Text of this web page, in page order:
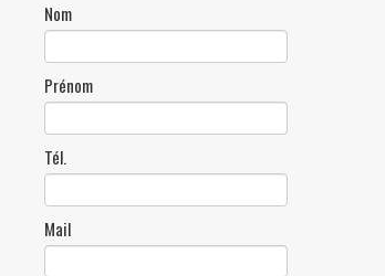
Nom
Prénom
Tél.
Mail